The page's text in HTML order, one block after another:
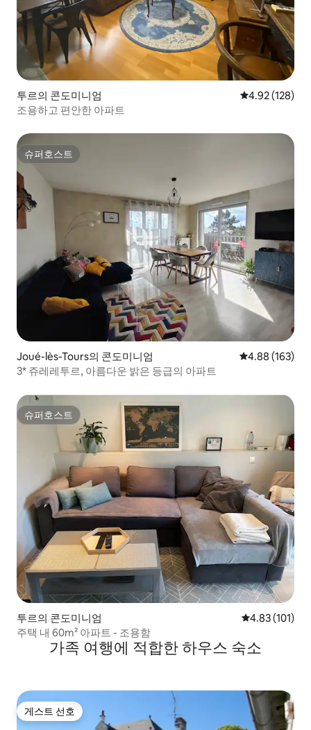
투르의 콘도미니엄 평점 4.92점(5
4.92 (128)
조용하고 편안한 아파트
슈퍼호스트
슈퍼호스트
Joué-lès-Tours의 콘도미니엄 평점 4.88점(5
4.88 (163)
3* 쥬레레투르, 아름다운 밝은 등급의 아파트
슈퍼호스트
슈퍼호스트
투르의 콘도미니엄 평점 4.83점(5
4.83 (101)
주택 내 60m² 아파트 - 조용함
가족 여행에 적합한 하우스 숙소
게스트 선호
게스트 선호